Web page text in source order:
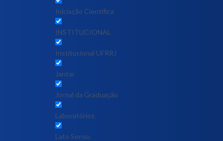
Iniciação Científica
INSTITUCIONAL
Institucional UFRRJ
Jantar
Jornal da Graduação
Laboratórios
Lato Sensu